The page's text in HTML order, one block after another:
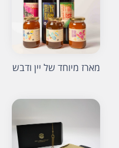
מארז מיוחד של יין ודבש